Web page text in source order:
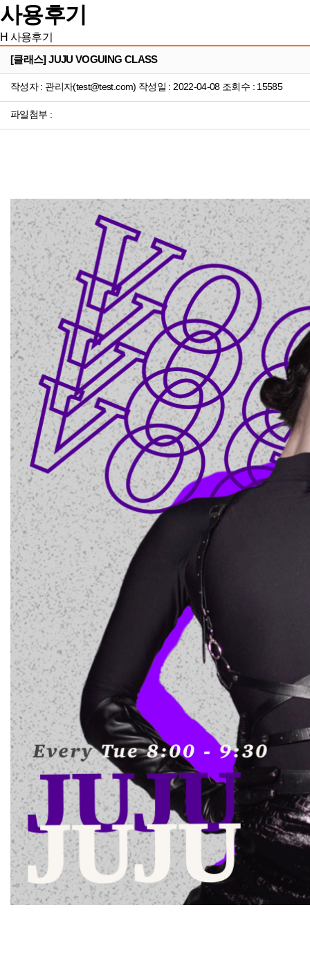
사용후기
H 사용후기
[클래스] JUJU VOGUING CLASS
작성자 : 관리자(test@test.com) 작성일 : 2022-04-08 조회수 : 15585
파일첨부 :